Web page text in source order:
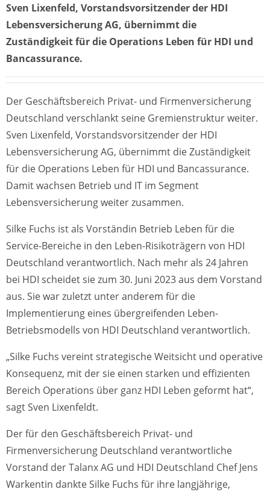
Sven Lixenfeld, Vorstandsvorsitzender der HDI
Lebensversicherung AG, übernimmt die
Zuständigkeit für die Operations Leben für HDI und
Bancassurance.
Der Geschäftsbereich Privat- und Firmenversicherung
Deutschland verschlankt seine Gremienstruktur weiter.
Sven Lixenfeld, Vorstandsvorsitzender der HDI
Lebensversicherung AG, übernimmt die Zuständigkeit
für die Operations Leben für HDI und Bancassurance.
Damit wachsen Betrieb und IT im Segment
Lebensversicherung weiter zusammen.
Silke Fuchs ist als Vorständin Betrieb Leben für die
Service-Bereiche in den Leben-Risikoträgern von HDI
Deutschland verantwortlich. Nach mehr als 24 Jahren
bei HDI scheidet sie zum 30. Juni 2023 aus dem Vorstand
aus. Sie war zuletzt unter anderem für die
Implementierung eines übergreifenden Leben-
Betriebsmodells von HDI Deutschland verantwortlich.
„Silke Fuchs vereint strategische Weitsicht und operative
Konsequenz, mit der sie einen starken und effizienten
Bereich Operations über ganz HDI Leben geformt hat“,
sagt Sven Lixenfeldt.
Der für den Geschäftsbereich Privat- und
Firmenversicherung Deutschland verantwortliche
Vorstand der Talanx AG und HDI Deutschland Chef Jens
Warkentin dankte Silke Fuchs für ihre langjährige,